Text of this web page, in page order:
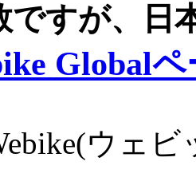
ですが、日
Global
ウェ